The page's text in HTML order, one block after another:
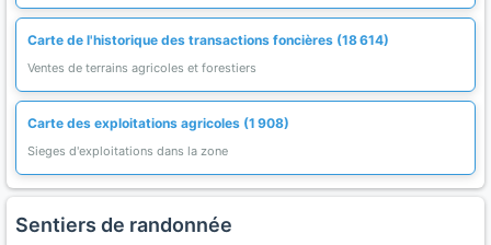
Carte de l'historique des transactions foncières (18 614)
Ventes de terrains agricoles et forestiers
Carte des exploitations agricoles (1 908)
Sieges d'exploitations dans la zone
Sentiers de randonnée